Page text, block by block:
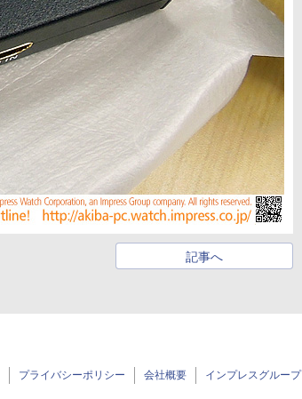
記事へ
プライバシーポリシー 会社概要 インプレスグループ